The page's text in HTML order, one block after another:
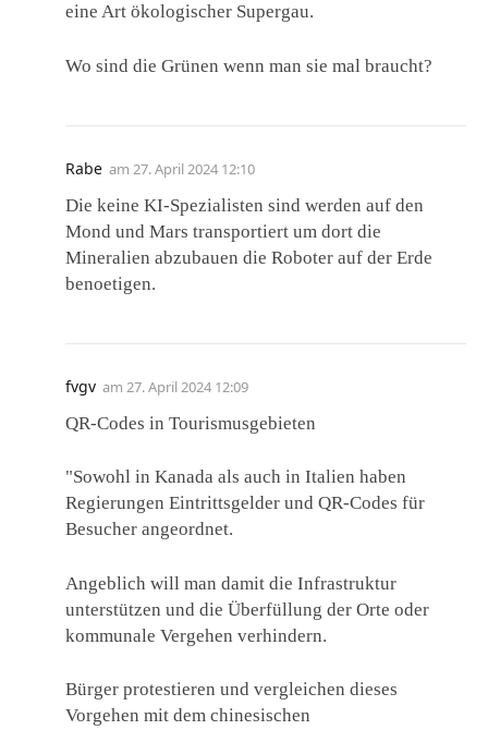
eine Art ökologischer Supergau.
Wo sind die Grünen wenn man sie mal braucht?
Rabe am 27. April 2024 12:10
Die keine KI-Spezialisten sind werden auf den
Mond und Mars transportiert um dort die
Mineralien abzubauen die Roboter auf der Erde
benoetigen.
fvgv am 27. April 2024 12:09
QR-Codes in Tourismusgebieten
"Sowohl in Kanada als auch in Italien haben
Regierungen Eintrittsgelder und QR-Codes für
Besucher angeordnet.
Angeblich will man damit die Infrastruktur
unterstützen und die Überfüllung der Orte oder
kommunale Vergehen verhindern.
Bürger protestieren und vergleichen dieses
Vorgehen mit dem chinesischen